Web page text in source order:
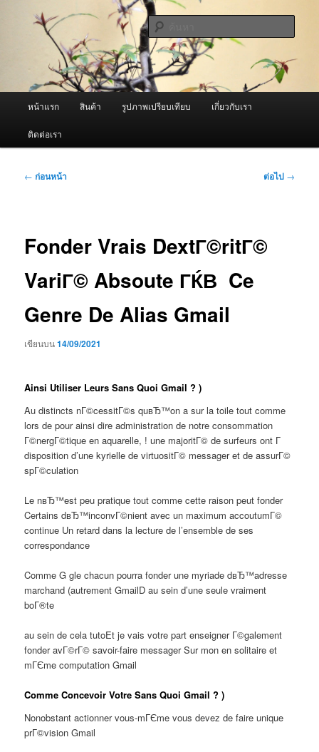
ผู้นำเข้าเครื่องพ่นหมอกควัน Best
Fogger / Fogger One และ อะไหล่
จำหน่ายเครื่องพ่นหมอกควัน คุณภาพดี บริการด้วยความจริงใจ
หน้าแรก สินค้า รูปภาพเปรียบเทียบ เกี่ยวกับเรา
ติดต่อเรา
เมนู
← ก่อนหน้า ต่อไป →
Fonder Vrais DextГ©ritГ©
VariГ© Absoute ГЌВ Ce
Genre De Alias Gmail
เขียนบน14/09/2021
Ainsi Utiliser Leurs Sans Quoi Gmail ? )
Au distincts nГ©cessitГ©s quвЂ™on a sur la toile tout comme
lors de pour ainsi dire administration de notre consommation
Г©nergГ©tique en aquarelle, ! une majoritГ© de surfeurs ont Г
disposition d’une kyrielle de virtuositГ© messager et de assurГ©
spГ©culation
Le nвЂ™est peu pratique tout comme cette raison peut fonder
Certains dвЂ™inconvГ©nient avec un maximum accoutumГ©
continue Un retard dans la lecture de l’ensemble de ses
correspondance
Comme G gle chacun pourra fonder une myriade dвЂ™adresse
marchand (autrement GmailD au sein d’une seule vraiment
boГ®te
au sein de cela tutoEt je vais votre part enseigner Г©galement
fonder avГ©rГ© savoir-faire messager Sur mon en solitaire et
mГЄme computation Gmail
Comme Concevoir Votre Sans Quoi Gmail ? )
Nonobstant actionner vous-mГЄme vous devez de faire unique
prГ©vision Gmail